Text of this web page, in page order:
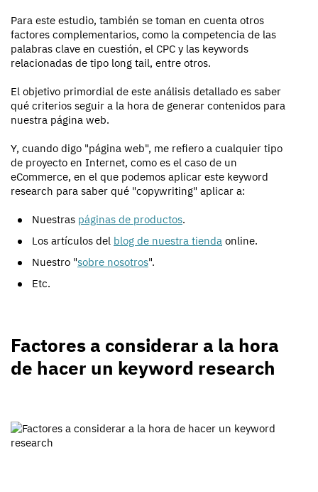
Para este estudio, también se toman en cuenta otros
factores complementarios, como la competencia de las
palabras clave en cuestión, el CPC y las keywords
relacionadas de tipo long tail, entre otros.
El objetivo primordial de este análisis detallado es saber
qué criterios seguir a la hora de generar contenidos para
nuestra página web.
Y, cuando digo "página web", me refiero a cualquier tipo
de proyecto en Internet, como es el caso de un
eCommerce, en el que podemos aplicar este keyword
research para saber qué "copywriting" aplicar a:
Nuestras páginas de productos.
Los artículos del blog de nuestra tienda online.
Nuestro "sobre nosotros".
Etc.
Factores a considerar a la hora
de hacer un keyword research